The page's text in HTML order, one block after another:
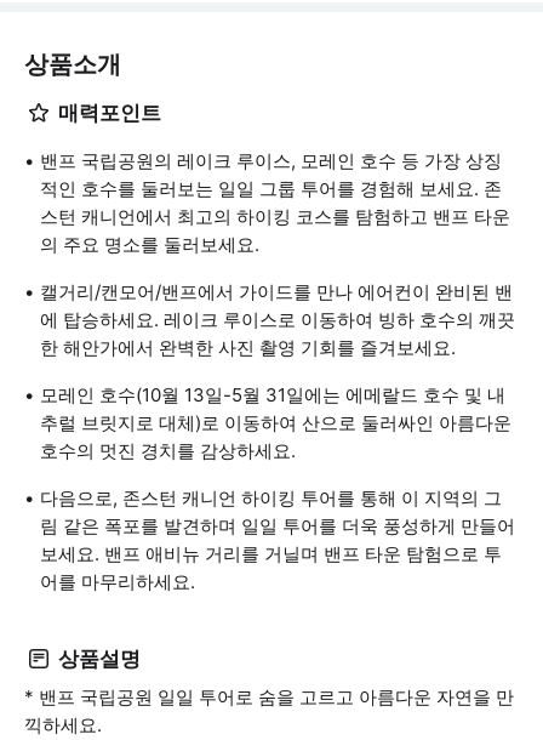
상품소개
매력포인트
밴프 국립공원의 레이크 루이스, 모레인 호수 등 가장 상징
적인 호수를 둘러보는 일일 그룹 투어를 경험해 보세요. 존
스턴 캐니언에서 최고의 하이킹 코스를 탐험하고 밴프 타운
의 주요 명소를 둘러보세요.
캘거리/캔모어/밴프에서 가이드를 만나 에어컨이 완비된 밴
에 탑승하세요. 레이크 루이스로 이동하여 빙하 호수의 깨끗
한 해안가에서 완벽한 사진 촬영 기회를 즐겨보세요.
모레인 호수(10월 13일-5월 31일에는 에메랄드 호수 및 내
추럴 브릿지로 대체)로 이동하여 산으로 둘러싸인 아름다운
호수의 멋진 경치를 감상하세요.
다음으로, 존스턴 캐니언 하이킹 투어를 통해 이 지역의 그
림 같은 폭포를 발견하며 일일 투어를 더욱 풍성하게 만들어
보세요. 밴프 애비뉴 거리를 거닐며 밴프 타운 탐험으로 투
어를 마무리하세요.
상품설명
* 밴프 국립공원 일일 투어로 숨을 고르고 아름다운 자연을 만
끽하세요.